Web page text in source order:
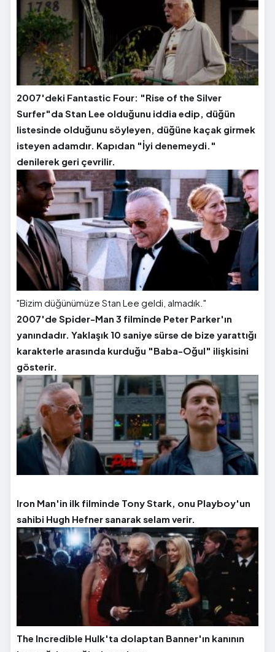
2007'deki Fantastic Four: "Rise of the Silver
Surfer"da Stan Lee olduğunu iddia edip, düğün
listesinde olduğunu söyleyen, düğüne kaçak girmek
isteyen adamdır. Kapıdan "İyi denemeydi."
denilerek geri çevrilir.
"Bizim düğünümüze Stan Lee geldi, almadık."
2007'de Spider-Man 3 filminde Peter Parker'ın
yanındadır. Yaklaşık 10 saniye sürse de bize yarattığı
karakterle arasında kurduğu "Baba-Oğul" ilişkisini
gösterir.
Iron Man'in ilk filminde Tony Stark, onu Playboy'un
sahibi Hugh Hefner sanarak selam verir.
The Incredible Hulk'ta dolaptan Banner'ın kanının